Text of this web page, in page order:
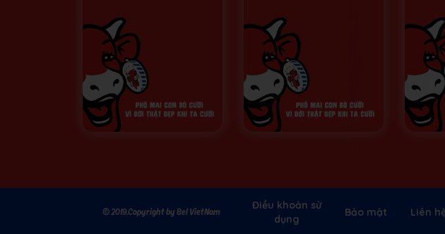
© 2019.Copyright by Bel VietNam
Điều khoản sử
dụng
Bảo mật Liên